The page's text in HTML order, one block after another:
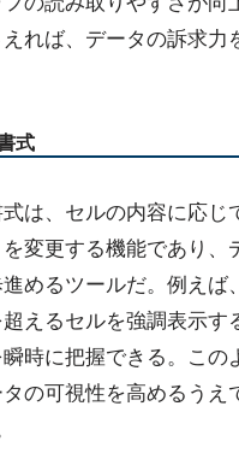
れば、データの訴求力
式
は、セルの内容に応じ
を変更する機能であり、
めるツールだ。例えば
えるセルを強調表示す
時に把握できる。この
の可視性を高めるうえ